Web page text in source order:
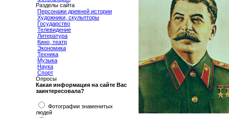
Разделы сайта
Персонажи древней истории
Художники, скульпторы
Государство
Телевидение
Литература
Кино, театр
Экономика
Техника
Музыка
Наука
Спорт
Опросы
Какая информация на сайте Вас
заинтересовала?
Фотографии знаменитых
людей